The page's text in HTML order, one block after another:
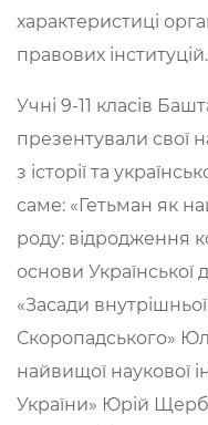
характеристиці
правових інституцій.
Учні 9-11 класів
презентували свої
з історії та
саме: «Гетьман як
роду: відродження
основи Української
«Засади
Скоропадського»
найвищої наукової
України» Юрій